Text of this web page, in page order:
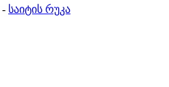
- საიტის რუკა